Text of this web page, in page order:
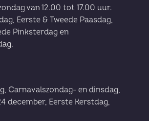
van 12.00 tot 17.00 uur.
Eerste & Tweede Paasdag,
Pinksterdag en
Carnavalszondag- en dinsdag,
december, Eerste Kerstdag,